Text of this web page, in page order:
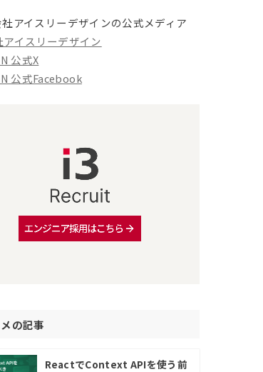
アイスリーデザインの公式メディア
イスリーデザイン
公式X
公式Facebook
の記事
ReactでContext APIを使う前